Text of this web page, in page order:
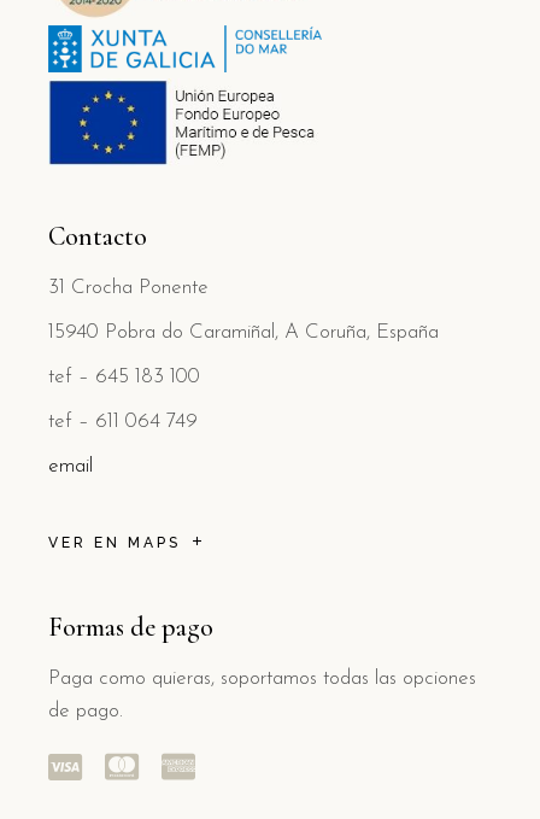
Contacto
31 Crocha Ponente
15940 Pobra do Caramiñal, A Coruña, España
tef – 645 183 100
tef – 611 064 749
email
VER EN MAPS
Formas de pago
Paga como quieras, soportamos todas las opciones
de pago.